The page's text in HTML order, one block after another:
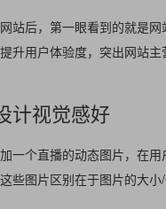
站后，第一眼看到的就是
升用户体验度，突出网站
计视觉感好
一个直播的动态图片，在
些图片区别在于图片的大